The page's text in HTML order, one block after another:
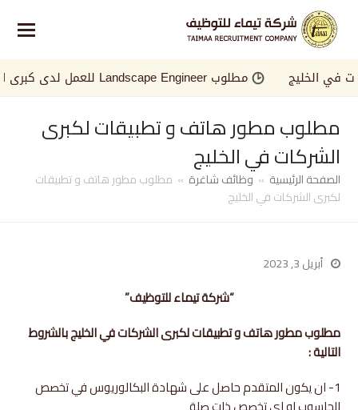
الخليج مطلوب Landscape Engineer للعمل لدى كبرى الجهات في الخليج
مطلوب مطور هاتف و تطبيقات لكبرى
الشركات في الخليج
الصفحة الرئيسية » وظائف شاغرة » مطلوب مطور هاتف و تطبيقات
لكبرى الشركات في الخليج
أبريل 3, 2023
“شركة تيماء للتوظيف”
مطلوب مطور هاتف و تطبيقات لكبرى الشركات في الخليج بالشروط
التالية :
1- ان يكون المتقدم حاصل على شهادة البكالوريوس في تخصص